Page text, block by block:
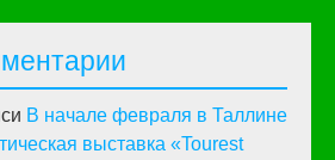
В начале февраля в Таллине
выставка «Tourest